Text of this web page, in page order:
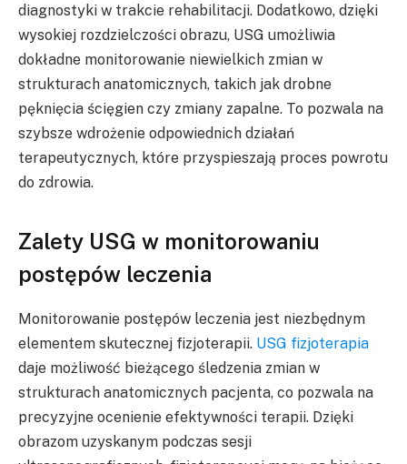
diagnostyki w trakcie rehabilitacji. Dodatkowo, dzięki
wysokiej rozdzielczości obrazu, USG umożliwia
dokładne monitorowanie niewielkich zmian w
strukturach anatomicznych, takich jak drobne
pęknięcia ścięgien czy zmiany zapalne. To pozwala na
szybsze wdrożenie odpowiednich działań
terapeutycznych, które przyspieszają proces powrotu
do zdrowia.
Zalety USG w monitorowaniu
postępów leczenia
Monitorowanie postępów leczenia jest niezbędnym
elementem skutecznej fizjoterapii. USG fizjoterapia
daje możliwość bieżącego śledzenia zmian w
strukturach anatomicznych pacjenta, co pozwala na
precyzyjne ocenienie efektywności terapii. Dzięki
obrazom uzyskanym podczas sesji